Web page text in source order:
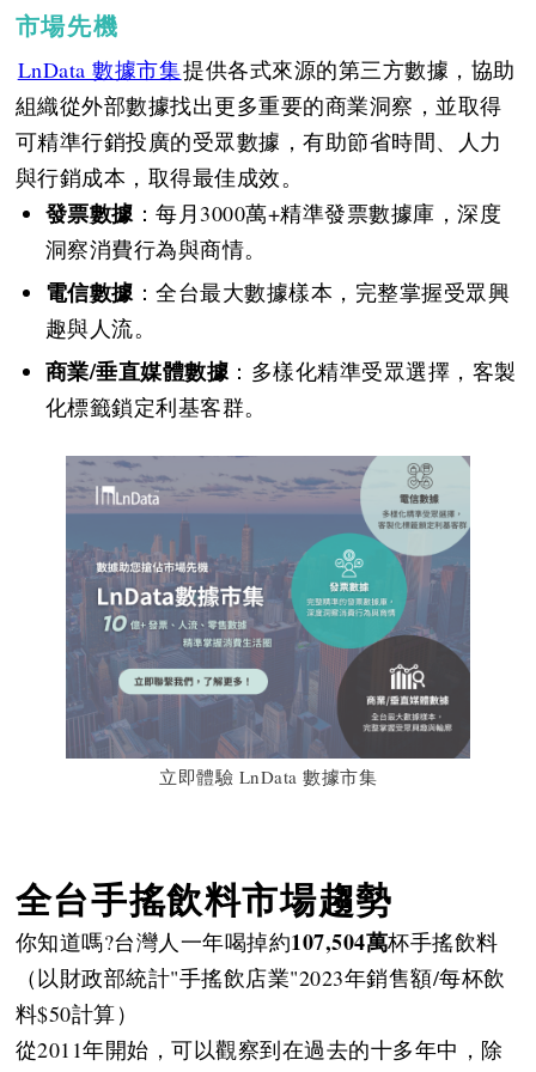
市場先機
LnData 數據市集提供各式來源的第三方數據，協助
組織從外部數據找出更多重要的商業洞察，並取得
可精準行銷投廣的受眾數據，有助節省時間、人力
與行銷成本，取得最佳成效。
發票數據：每月3000萬+精準發票數據庫，深度
洞察消費行為與商情。
電信數據：全台最大數據樣本，完整掌握受眾興
趣與人流。
商業/垂直媒體數據：多樣化精準受眾選擇，客製
化標籤鎖定利基客群。
立即體驗 LnData 數據市集
全台手搖飲料市場趨勢
你知道嗎?台灣人一年喝掉約107,504萬杯手搖飲料
（以財政部統計"手搖飲店業"2023年銷售額/每杯飲
料$50計算）
從2011年開始，可以觀察到在過去的十多年中，除